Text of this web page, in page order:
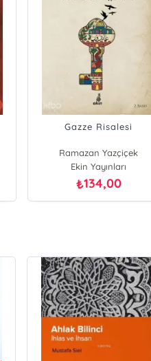
Gazze Risalesi
Ramazan Yazçiçek
Ekin Yayınları
₺134,00